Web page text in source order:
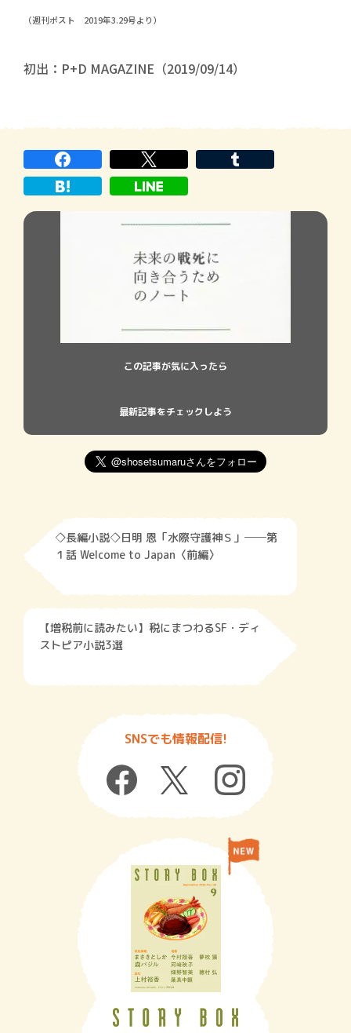
（週刊ポスト 2019年3.29号より）
初出：P+D MAGAZINE（2019/09/14）
この記事が気に入ったら
最新記事をチェックしよう
◇長編小説◇日明 恩「水際守護神Ｓ」──第
１話 Welcome to Japan〈前編〉
【増税前に読みたい】税にまつわるSF・ディ
ストピア小説3選
SNSでも情報配信!